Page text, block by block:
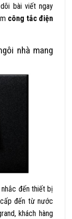
bài viết ngay
công tắc điện
nhà mang
đến thiết bị
đến từ nước
khách hàng